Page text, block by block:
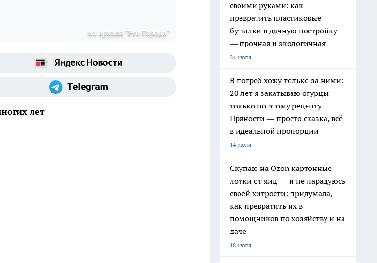
из архива "Pro Города"
лет
своими руками: как
превратить пластиковые
бутылки в дачную постройку
— прочная и экологичная
24 июля
В погреб хожу только за ними:
20 лет я закатываю огурцы
только по этому рецепту.
Пряности — просто сказка, всё
в идеальной пропорции
14 июля
Скупаю на Ozon картонные
лотки от яиц — и не нарадуюсь
своей хитрости: придумала,
как превратить их в
помощников по хозяйству и на
даче
18 июля